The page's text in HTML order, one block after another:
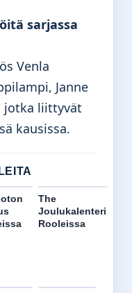
sarjassa
Venla
Janne
jotka liittyvät
kausissa.
The
Joulukalenteri
Rooleissa